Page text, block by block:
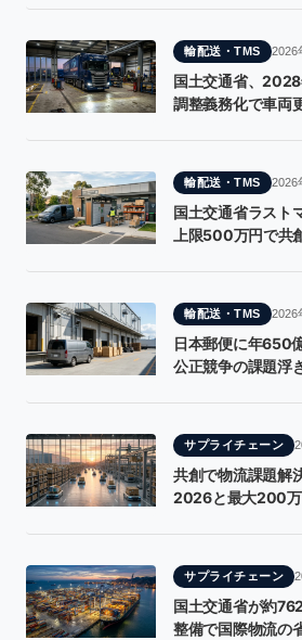
輸配送・TMS 2026
国土交通省、
調整義務化で車両
輸配送・TMS 2026
国土交通省ラスト
上限500万円で共
輸配送・TMS 2026
日本郵便に年650
公正競争の課題浮
サプライチェーン
共創で物流課題解
2026と最大200万
サプライチェーン
国土交通省が約
整備で国際物流の